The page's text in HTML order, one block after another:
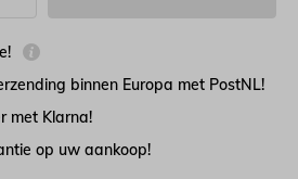
binnen Europa met PostNL!
met Klarna!
op uw aankoop!